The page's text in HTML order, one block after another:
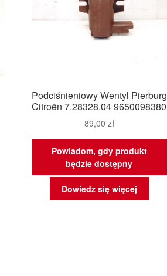
Podciśnieniowy Wentyl Pierburg
Citroën 7.28328.04 9650098380
89,00 zł
Powiadom, gdy produkt
będzie dostępny
Dowiedz się więcej